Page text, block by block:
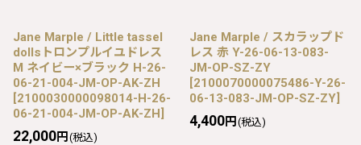
Jane Marple / Little tassel
dollsトロンプルイユドレス
M ネイビー×ブラック H-26-
06-21-004-JM-OP-AK-ZH
[2100030000098014-H-26-
06-21-004-JM-OP-AK-ZH]
22,000円 (税込)
Jane Marple / スカラップド
レス 赤 Y-26-06-13-083-
JM-OP-SZ-ZY
[2100070000075486-Y-26-
06-13-083-JM-OP-SZ-ZY]
4,400円 (税込)